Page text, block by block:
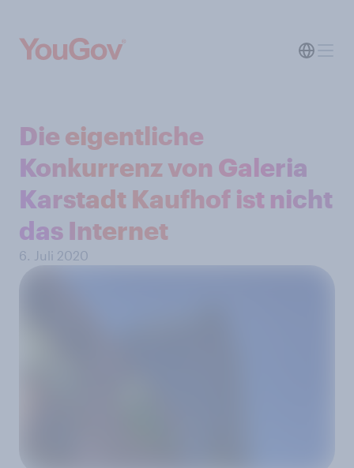
Die eigentliche
Konkurrenz von Galeria
Karstadt Kaufhof ist nicht
das Internet
6. Juli 2020